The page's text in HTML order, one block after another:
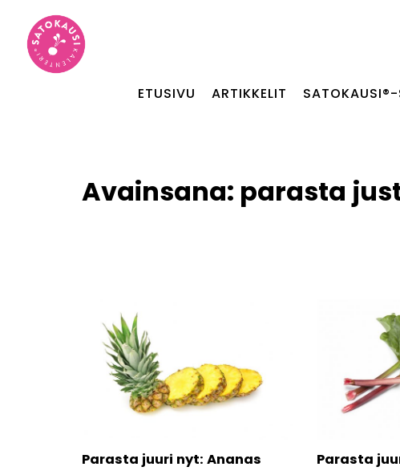
ETUSIVU ARTIKKELIT SATOKAUSI®-
Avainsana: parasta
Parasta juuri nyt: Ananas Parasta